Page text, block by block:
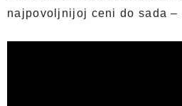
najpovoljnijoj ceni do sada –